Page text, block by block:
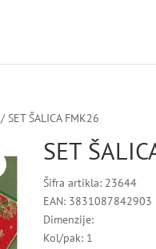
/ SET ŠALICA FMK26
SET
Šifra artikla: 23644
EAN: 3831087842903
Dimenzije:
Kol/pak: 1